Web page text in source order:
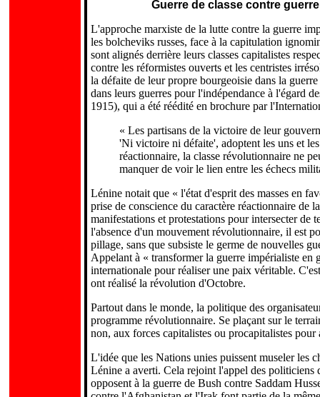
Guerre de classe contre
L'approche marxiste de la lutte contre la guerre
les bolcheviks russes, face à la capitulation
sont alignés derrière leurs classes capitalistes
contre les réformistes ouverts et les centristes
la défaite de leur propre bourgeoisie dans la
dans leurs guerres pour l'indépendance à l'égard
1915), qui a été réédité en brochure par
« Les partisans de la victoire de leur
'Ni victoire ni défaite', adoptent les uns et
réactionnaire, la classe révolutionnaire ne
manquer de voir le lien entre les échecs
Lénine notait que « l'état d'esprit des masses en
prise de conscience du caractère réactionnaire de
manifestations et protestations pour intersecter de
l'absence d'un mouvement révolutionnaire, il est
pillage, sans que subsiste le germe de nouvelles
Appelant à « transformer la guerre impérialiste
internationale pour réaliser une paix véritable.
ont réalisé la révolution d'Octobre.
Partout dans le monde, la politique des
programme révolutionnaire. Se plaçant sur le
non, aux forces capitalistes ou procapitalistes
L'idée que les Nations unies puissent museler les
Lénine a averti. Cela rejoint l'appel des
opposent à la guerre de Bush contre Saddam